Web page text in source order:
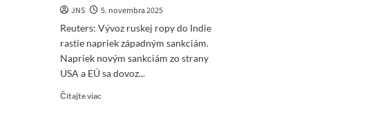
JNS
5. novembra 2025
Reuters: Vývoz ruskej ropy do Indie
rastie napriek západným sankciám.
Napriek novým sankciám zo strany
USA a EÚ sa dovoz...
Čítajte viac